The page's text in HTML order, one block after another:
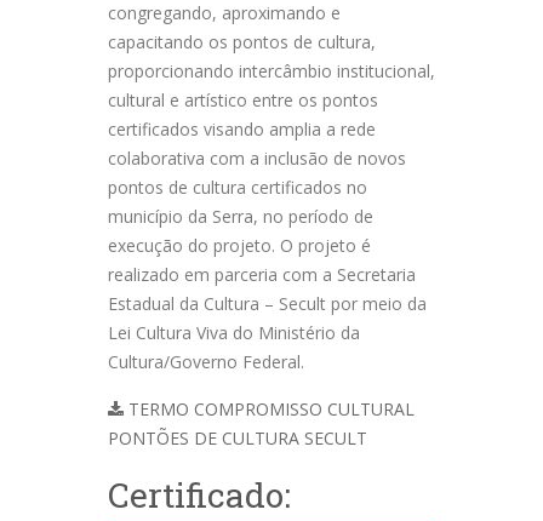
congregando, aproximando e
capacitando os pontos de cultura,
proporcionando intercâmbio institucional,
cultural e artístico entre os pontos
certificados visando amplia a rede
colaborativa com a inclusão de novos
pontos de cultura certificados no
município da Serra, no período de
execução do projeto. O projeto é
realizado em parceria com a Secretaria
Estadual da Cultura – Secult por meio da
Lei Cultura Viva do Ministério da
Cultura/Governo Federal.
TERMO COMPROMISSO CULTURAL
PONTÕES DE CULTURA SECULT
Certificado: